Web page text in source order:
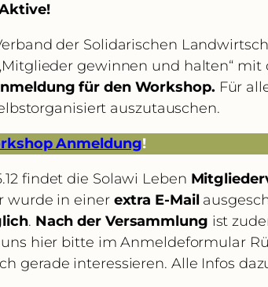
der Solidarischen
gewinnen und halten“
für den Workshop. Für
auszutauschen.
Anmeldung!
findet die Solawi Leben
wurde in einer extra E-Mail
. Nach der Versammlung ist
hier bitte im Anmeldeformular
gerade interessieren. Alle Infos